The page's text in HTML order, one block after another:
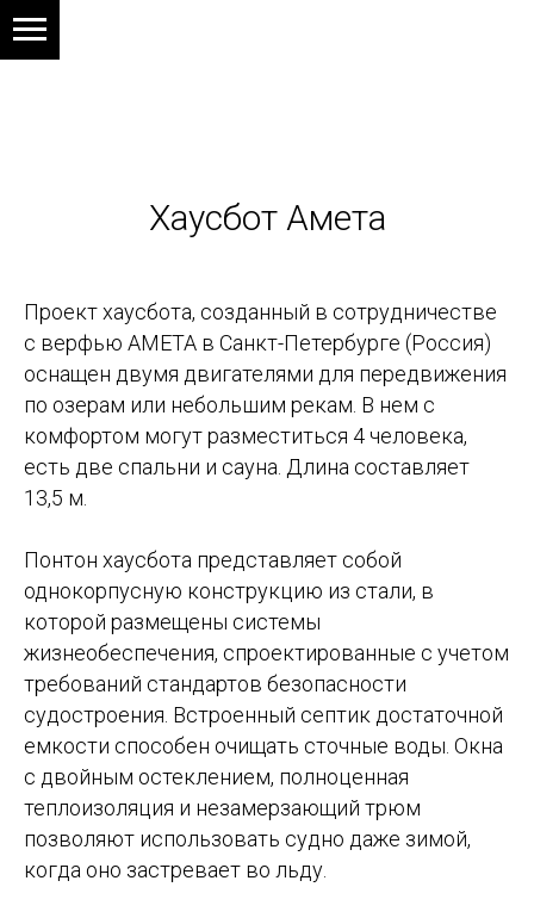
Хаусбот Амета
Проект хаусбота, созданный в сотрудничестве
с верфью AMETA в Санкт-Петербурге (Россия)
оснащен двумя двигателями для передвижения
по озерам или небольшим рекам. В нем с
комфортом могут разместиться 4 человека,
есть две спальни и сауна. Длина составляет
13,5 м. ​
Понтон хаусбота представляет собой
однокорпусную конструкцию из стали, в
которой размещены системы
жизнеобеспечения, спроектированные с учетом
требований стандартов безопасности
судостроения. Встроенный септик достаточной
емкости способен очищать сточные воды. Окна
с двойным остеклением, полноценная
теплоизоляция и незамерзающий трюм
позволяют использовать судно даже зимой,
когда оно застревает во льду. ​